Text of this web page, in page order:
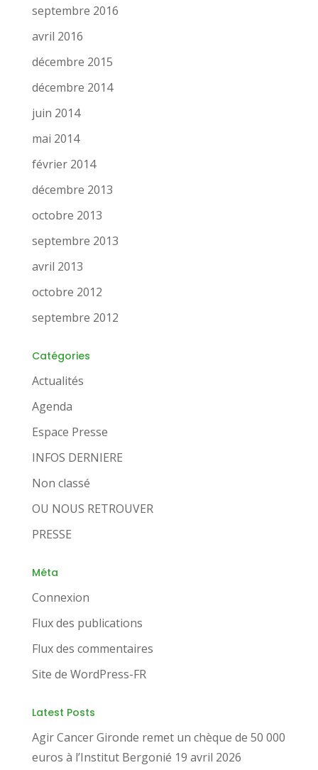
septembre 2016
avril 2016
décembre 2015
décembre 2014
juin 2014
mai 2014
février 2014
décembre 2013
octobre 2013
septembre 2013
avril 2013
octobre 2012
septembre 2012
Catégories
Actualités
Agenda
Espace Presse
INFOS DERNIERE
Non classé
OU NOUS RETROUVER
PRESSE
Méta
Connexion
Flux des publications
Flux des commentaires
Site de WordPress-FR
Latest Posts
Agir Cancer Gironde remet un chèque de 50 000
euros à l’Institut Bergonié 19 avril 2026